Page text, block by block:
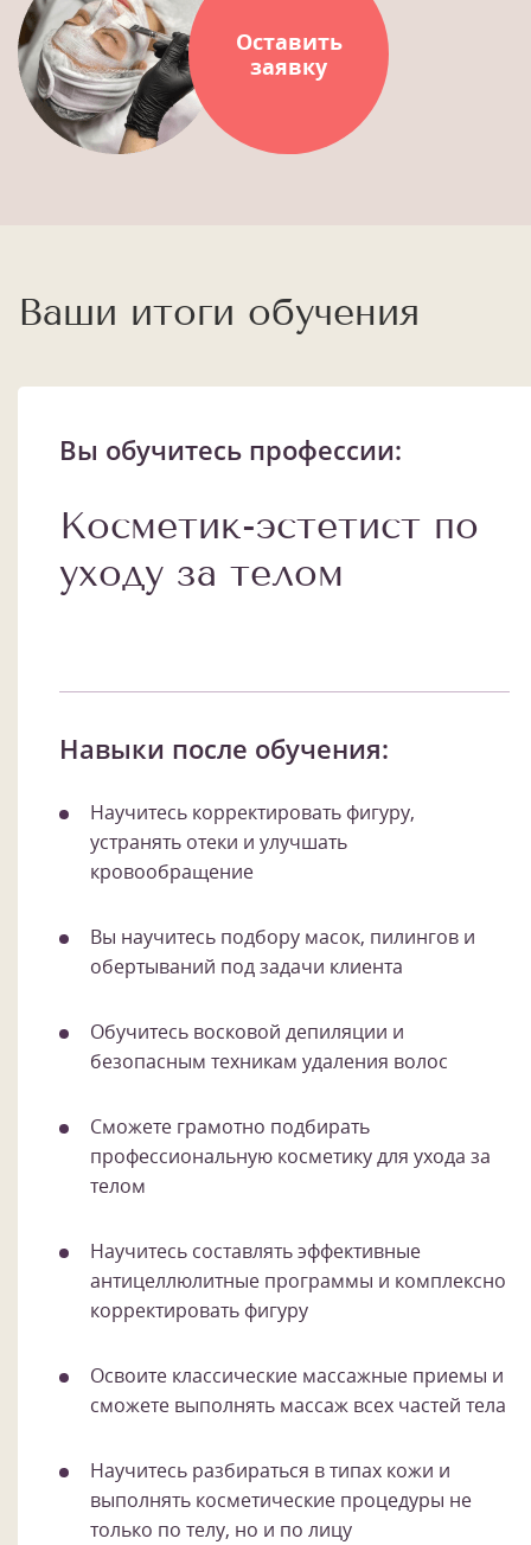
Оставить
заявку
Ваши итоги обучения
Вы обучитесь профессии:
Косметик-эстетист по
уходу за телом
Навыки после обучения:
Научитесь корректировать фигуру,
устранять отеки и улучшать
кровообращение
Вы научитесь подбору масок, пилингов и
обертываний под задачи клиента
Обучитесь восковой депиляции и
безопасным техникам удаления волос
Сможете грамотно подбирать
профессиональную косметику для ухода за
телом
Научитесь составлять эффективные
антицеллюлитные программы и комплексно
корректировать фигуру
Освоите классические массажные приемы и
сможете выполнять массаж всех частей тела
Научитесь разбираться в типах кожи и
выполнять косметические процедуры не
только по телу, но и по лицу